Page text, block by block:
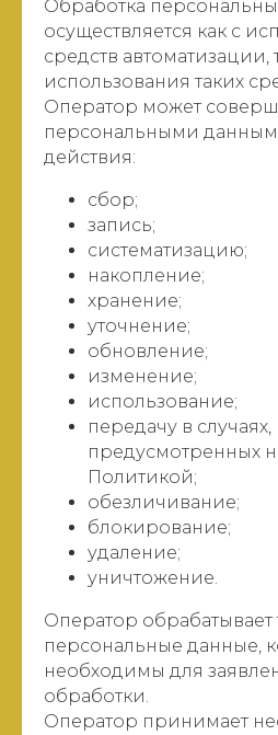
Обработка
осуществляется как с
средств автоматизации,
использования таких
Оператор может
персональными
действия:
сбор;
запись;
систематизацию;
накопление;
хранение;
уточнение;
обновление;
изменение;
использование;
передачу в случаях,
предусмотренных
Политикой;
обезличивание;
блокирование;
удаление;
уничтожение.
Оператор обрабатывает
персональные данные,
необходимы для
обработки.
Оператор принимает